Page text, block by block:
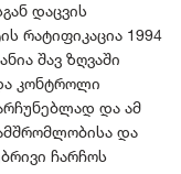
დაცვის
რატიფიკაცია 1994
შავ ზღვაში
კონტროლი
და ამ
და
ჩარჩოს